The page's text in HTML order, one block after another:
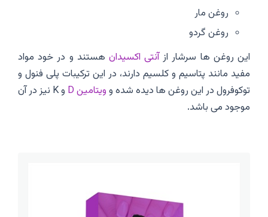
روغن مار
روغن گردو
این روغن ها سرشار ازآنتی اکسیدان هستند و در خود مواد
مفید مانند پتاسیم و کلسیم دارند، در این ترکیبات پلی فنول و
توکوفرول در این روغن ها دیده شده وویتامین D
و K نیز در آن
موجود می باشد.